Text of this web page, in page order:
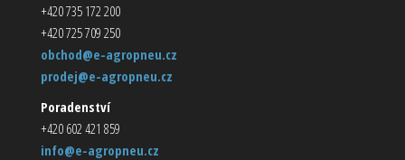
+420 735 172 200
+420 725 709 250
obchod@e-agropneu.cz
prodej@e-agropneu.cz
Poradenství
+420 602 421 859
info@e-agropneu.cz